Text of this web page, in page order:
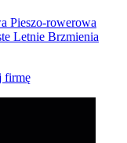
Pieszo‑rowerowa
Letnie Brzmienia
firmę